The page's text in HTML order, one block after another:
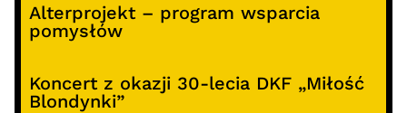
Alterprojekt – program wsparcia
pomysłów
Koncert z okazji 30-lecia DKF „Miłość
Blondynki”